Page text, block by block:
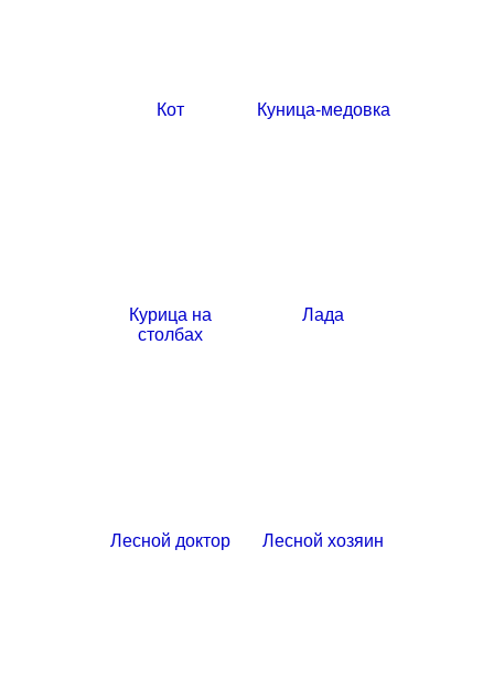
Кот Куница-медовка
Курица на
столбах
Лада
Лесной доктор Лесной хозяин